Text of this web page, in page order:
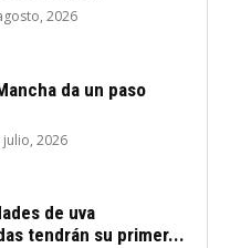
2026
da un paso
julio, 2026
de uva
tendrán su primer...